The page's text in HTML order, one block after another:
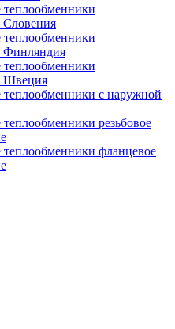
Словения
Финляндия
Швеция
теплообменники с наружной
резьбовое
фланцевое